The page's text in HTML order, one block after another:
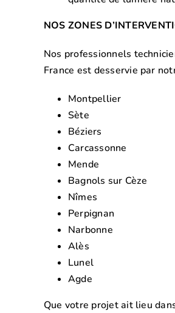
NOS ZONES
Nos professionnels
France est desservie par
Montpellier
Sète
Béziers
Carcassonne
Mende
Bagnols sur Cèze
Nîmes
Perpignan
Narbonne
Alès
Lunel
Agde
Que votre projet ait lieu